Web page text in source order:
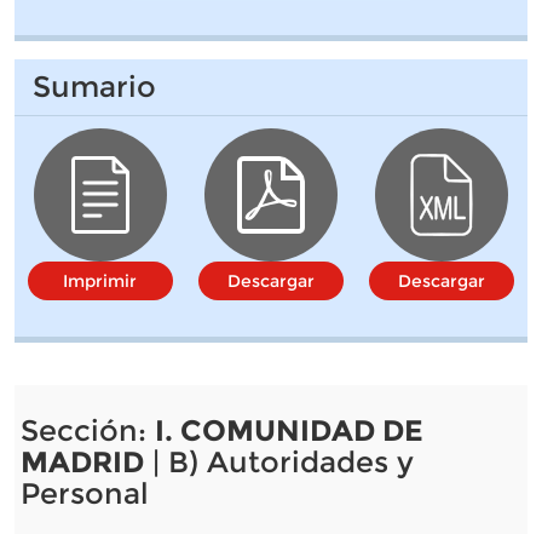
Sumario
Imprimir Descargar Descargar
Sección: I. COMUNIDAD DE
MADRID| B) Autoridades y
Personal